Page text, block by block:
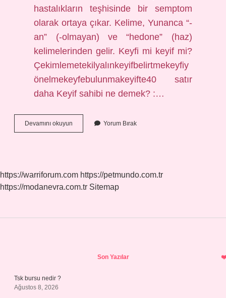
hastalıkların teşhisinde bir semptom
olarak ortaya çıkar. Kelime, Yunanca “-
an” (-olmayan) ve “hedone” (haz)
kelimelerinden gelir. Keyfi mi keyif mi?
Çekimlemetekilyalınkeyifbelirtmekeyfiy
önelmekeyfebulunmakeyifte40 satır
daha Keyif sahibi ne demek? :…
Devamını okuyun
Insanı
Yorum Bırak
https://warriforum.com https://petmundo.com.tr
https://modanevra.com.tr Sitemap
Son Yazılar
Tsk bursu nedir ?
Ağustos 8, 2026